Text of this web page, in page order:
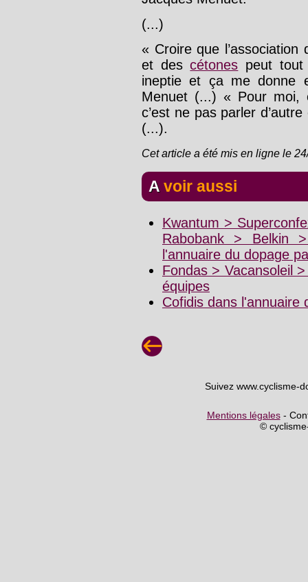
(...)
« Croire que l’association
et descétones peut tout
ineptie et ça me donne
Menuet (...) « Pour moi,
c’est ne pas parler
(...).
Cet article a été mis en ligne le
A voir aussi
Kwantum >
Rabobank > Belkin
l'annuaire du dopage
Fondas > Vacansoleil
équipes
Cofidis dans l'annuaire
Suivez www.cyclisme-
Mentions légales-
©